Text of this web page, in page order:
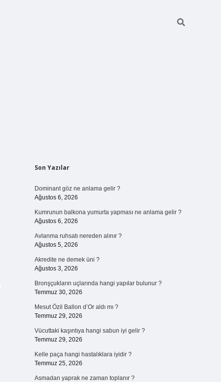
Sidebar
Son Yazılar
Dominant göz ne anlama gelir ?
Ağustos 6, 2026
Kumrunun balkona yumurta yapması ne anlama gelir ?
Ağustos 6, 2026
Avlanma ruhsatı nereden alınır ?
Ağustos 5, 2026
Akredite ne demek üni ?
Ağustos 3, 2026
Bronşçukların uçlarında hangi yapılar bulunur ?
Temmuz 30, 2026
Mesut Özil Ballon d’Or aldı mı ?
Temmuz 29, 2026
Vücuttaki kaşıntıya hangi sabun iyi gelir ?
Temmuz 29, 2026
Kelle paça hangi hastalıklara iyidir ?
Temmuz 25, 2026
Asmadan yaprak ne zaman toplanır ?